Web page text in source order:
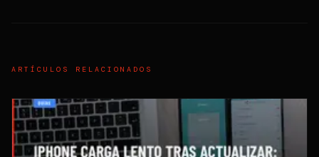
ARTÍCULOS RELACIONADOS